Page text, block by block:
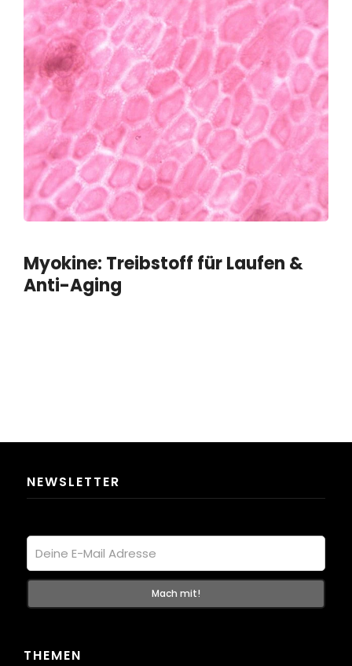
Myokine: Treibstoff für Laufen &
Anti-Aging
NEWSLETTER
THEMEN